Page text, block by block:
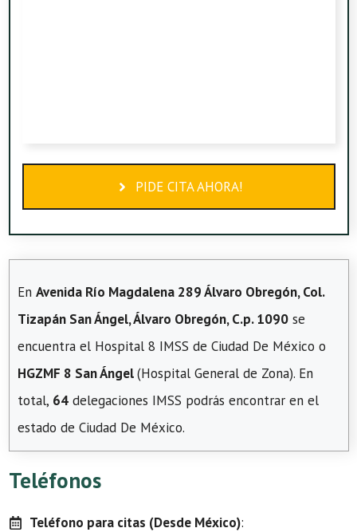
PIDE CITA AHORA!
En Avenida Río Magdalena 289 Álvaro Obregón, Col.
Tizapán San Ángel, Álvaro Obregón, C.p. 1090 se
encuentra el Hospital 8 IMSS de Ciudad De México o
HGZMF 8 San Ángel(Hospital General de Zona). En
total, 64 delegaciones IMSS podrás encontrar en el
estado de Ciudad De México.
Teléfonos
Teléfono para citas (Desde México):